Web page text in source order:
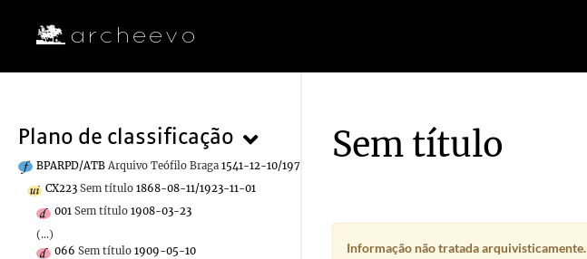
Plano de classificação
BPARPD/ATB Arquivo Teófilo Braga 1541-12-10/1970-12-30
CX223 Sem título 1868-08-11/1923-11-01
001 Sem título 1908-03-23
(...)
066 Sem título 1909-05-10
Sem título
Informação não tratada arquivisticamente.